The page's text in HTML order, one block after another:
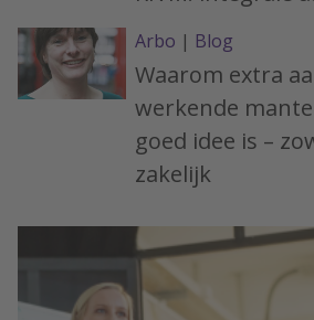
Arbo | Blog
Waarom extra
werkende
goed idee is –
zakelijk